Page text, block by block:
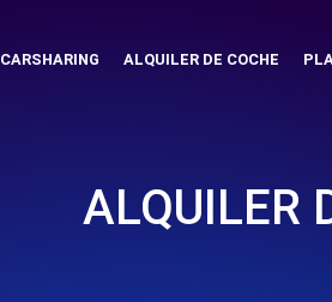
CARSHARING ALQUILER DE COCHE
ALQUILER